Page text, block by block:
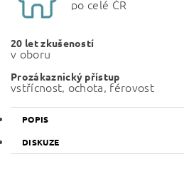
po celé ČR
20 let zkušeností
v oboru
Prozákaznický přístup
vstřícnost, ochota, férovost
POPIS
DISKUZE